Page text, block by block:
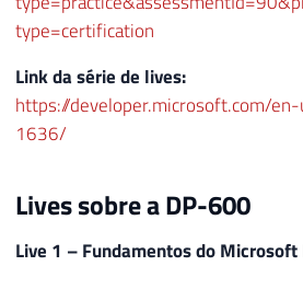
type=certification
Link da série de lives:
https://developer.microsoft.com/
1636/
Lives sobre a DP-600
Live 1 – Fundamentos do Microsoft